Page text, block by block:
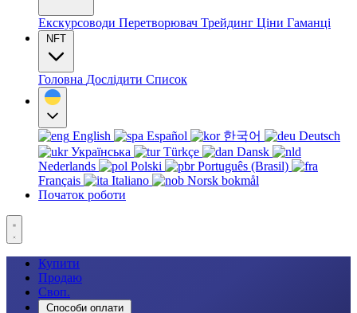
Екскурсоводи Перетворювач Трейдинг Ціни Гаманці
NFT
Головна Дослідити Список
English Español 한국어
Deutsch
Українська
Türkçe
Dansk
Nederlands
Polski
Português (Brasil)
Français
Italiano
Norsk bokmål
Початок роботи
Купити
Продаю
Своп.
Способи оплати